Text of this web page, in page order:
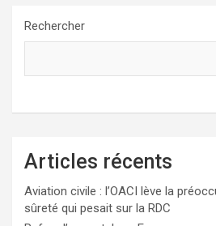
Rechercher
Articles récents
Aviation civile : l’OACI lève la
sûreté qui pesait sur la RDC